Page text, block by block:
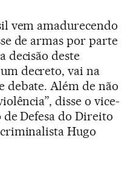
vem amadurecendo
de armas por parte
decisão deste
decreto, vai na
debate. Além de não
disse o vice-
Defesa do Direito
Hugo